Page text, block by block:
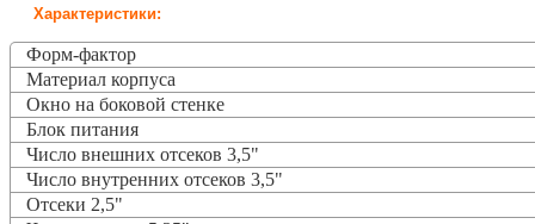
Характеристики:
Форм-фактор
Материал корпуса
Окно на боковой стенке
Блок питания
Число внешних отсеков 3,5"
Число внутренних отсеков 3,5"
Отсеки 2,5"